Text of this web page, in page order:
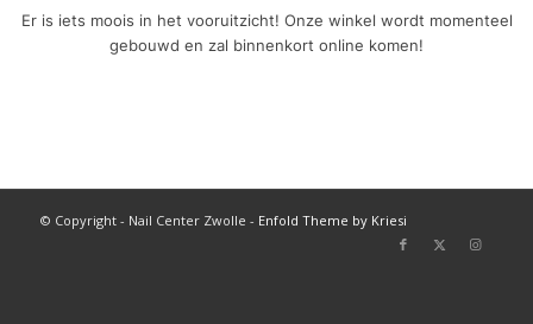
Er is iets moois in het vooruitzicht! Onze winkel wordt momenteel
gebouwd en zal binnenkort online komen!
© Copyright - Nail Center Zwolle - Enfold Theme by Kriesi